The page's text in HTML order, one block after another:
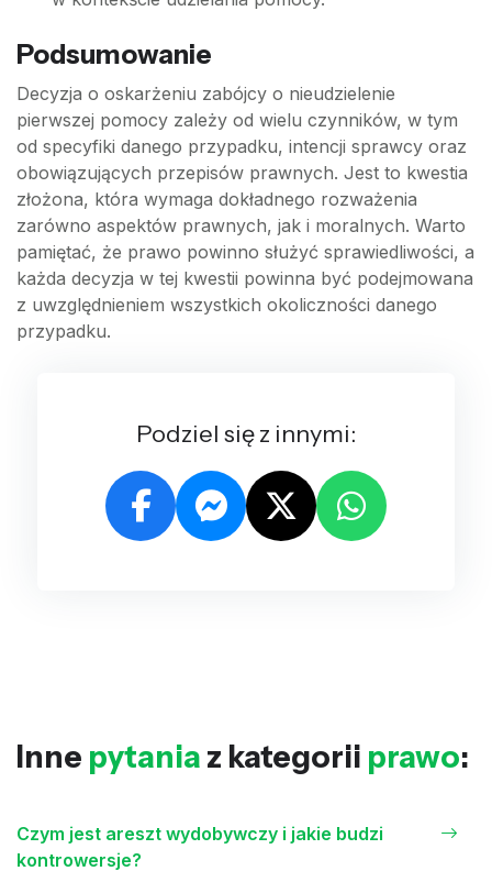
Podsumowanie
Decyzja o oskarżeniu zabójcy o nieudzielenie
pierwszej pomocy zależy od wielu czynników, w tym
od specyfiki danego przypadku, intencji sprawcy oraz
obowiązujących przepisów prawnych. Jest to kwestia
złożona, która wymaga dokładnego rozważenia
zarówno aspektów prawnych, jak i moralnych. Warto
pamiętać, że prawo powinno służyć sprawiedliwości, a
każda decyzja w tej kwestii powinna być podejmowana
z uwzględnieniem wszystkich okoliczności danego
przypadku.
Podziel się z innymi:
Inne pytania z kategorii prawo:
Czym jest areszt wydobywczy i jakie budzi
kontrowersje?